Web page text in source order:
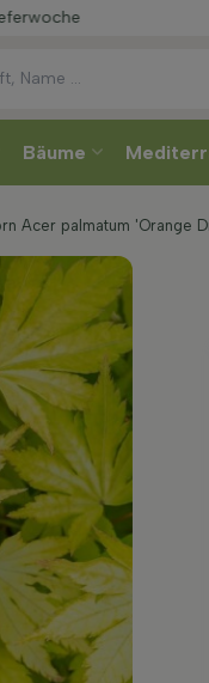
Bäume
Acer palmatum 'Orange